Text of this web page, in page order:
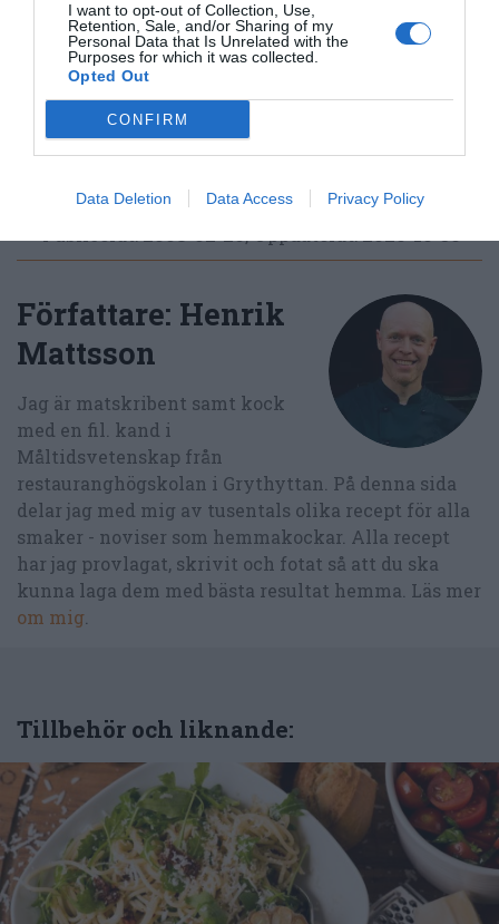
I want to opt-out of Collection, Use,
Retention, Sale, and/or Sharing of my
Personal Data that Is Unrelated with the
Purposes for which it was collected.
Opted Out
CONFIRM
Data Deletion Data Access Privacy Policy
E-mail Skriv ut
Medel:4.5(4röster)
521 kcal
Publicerat:2008-02-26,Uppdaterat:2020-10-30
Författare: Henrik
Mattsson
Jag är matskribent samt kock
med en fil. kand i
Måltidsvetenskap från
restauranghögskolan i Grythyttan. På denna sida
delar jag med mig av tusentals olika recept för alla
smaker - noviser som hemmakockar. Alla recept
har jag provlagat, skrivit och fotat så att du ska
kunna laga dem med bästa resultat hemma. Läs mer
om mig.
Tillbehör och liknande: